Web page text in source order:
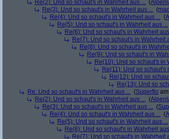
Re(2): Und so schaut's in Wahrheit aus ... (
Re(3): Und so schaut's in Wahrheit aus ... (
Re(4): Und so schaut's in Wahrheit aus ... (
Re(5): Und so schaut's in Wahrheit aus ...
Re(6): Und so schaut's in Wahrheit
Re(7): Und so schaut's in Wahrheit
Re(8): Und so schaut's in
Re(9): Und so schaut's in
Re(10): Und so schaut's in
Re(11): Und so schaut's
Re(12): Und so
Re(13): Und so
Re: Und so schaut's in Wahrheit aus ... (Superflo
Re(2): Und so schaut's in Wahrheit aus ... (
Re(3): Und so schaut's in Wahrheit aus ... (
Re(4): Und so schaut's in Wahrheit aus ... (
Re(5): Und so schaut's in Wahrheit aus ...
Re(6): Und so schaut's in Wahrheit
Re(7): Und so schaut's in Wahrheit